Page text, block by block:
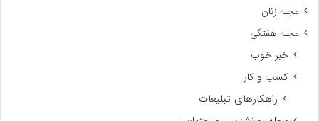
مجله زنان
مجله هفتگی
خبر خوب
کسب و کار
راهکارهای تبلیغات